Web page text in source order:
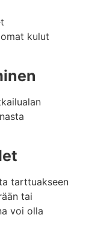
kulut
tarttuakseen
tai
voi olla